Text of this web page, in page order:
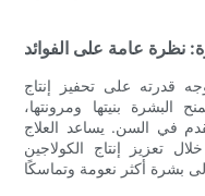
نظرة عامة على الفوائد
قدرته على تحفيز إنتاج
البشرة بنيتها ومرونتها،
في السن. يساعد العلاج
تعزيز إنتاج الكولاجين